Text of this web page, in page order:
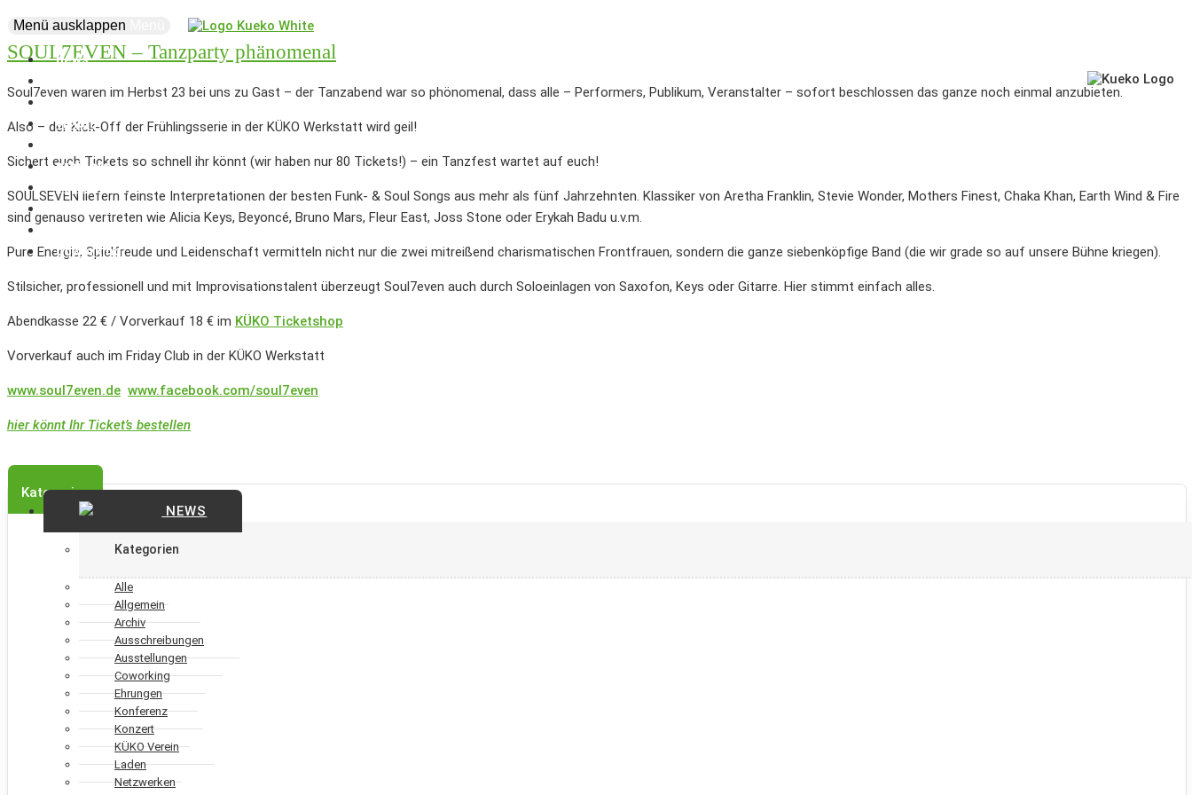
Menü ausklappen
news
about
vision
projects
supporters
coworking
SOUL7EVEN – Tanzparty phänomenal
Soul7even waren im Herbst 23 bei uns zu Gast – der Tanzabend war so phönomenal, dass alle – Performers, Publikum, Veranstalter – sofort beschlossen das ganze noch einmal anzubieten.
Also – der Kick-Off der Frühlingsserie in der KÜKO Werkstatt wird geil!
Sichert euch Tickets so schnell ihr könnt (wir haben nur 80 Tickets!) – ein Tanzfest wartet auf euch!
SOULSEVEN liefern feinste Interpretationen der besten Funk- & Soul Songs aus mehr als fünf Jahrzehnten. Klassiker von Aretha Franklin, Stevie Wonder, Mothers Finest, Chaka Khan, Earth Wind & Fire
sind genauso vertreten wie Alicia Keys, Beyoncé, Bruno Mars, Fleur East, Joss Stone oder Erykah Badu u.v.m.
Pure Energie, Spielfreude und Leidenschaft vermitteln nicht nur die zwei mitreißend charismatischen Frontfrauen, sondern die ganze siebenköpfige Band (die wir grade so auf unsere Bühne kriegen).
Stilsicher, professionell und mit Improvisationstalent überzeugt Soul7even auch durch Soloeinlagen von Saxofon, Keys oder Gitarre. Hier stimmt einfach alles.
Abendkasse 22 € / Vorverkauf 18 € im KÜKO Ticketshop
Vorverkauf auch im Friday Club in der KÜKO Werkstatt
www.soul7even.de www.facebook.com/soul7even
hier könnt Ihr Ticket’s bestellen
Kategorien
NEWS
Kategorien
Alle
Allgemein
Archiv
Ausschreibungen
Ausstellungen
Coworking
Ehrungen
Konferenz
Konzert
KÜKO Verein
Laden
Netzwerken